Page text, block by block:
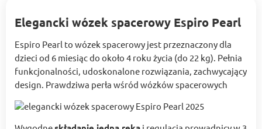
Elegancki wózek spacerowy Espiro Pearl
Espiro Pearl to wózek spacerowy jest przeznaczony dla
dzieci od 6 miesiąc do około 4 roku życia (do 22 kg). Pełnia
funkcjonalności, udoskonalone rozwiązania, zachwycający
design. Prawdziwa perła wśród wózków spacerowych